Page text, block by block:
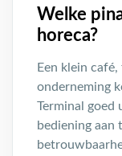
Welke
horeca?
Een klein
onderneming
Terminal goed
bediening aan